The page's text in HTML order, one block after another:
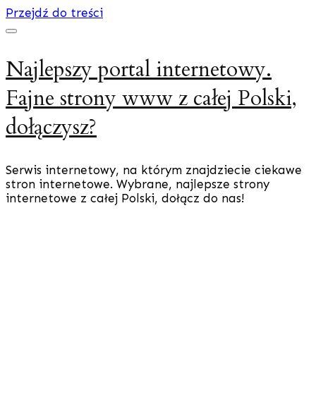
Przejdź do treści
Najlepszy portal internetowy.
Fajne strony www z całej Polski,
dołączysz?
Serwis internetowy, na którym znajdziecie ciekawe
stron internetowe. Wybrane, najlepsze strony
internetowe z całej Polski, dołącz do nas!